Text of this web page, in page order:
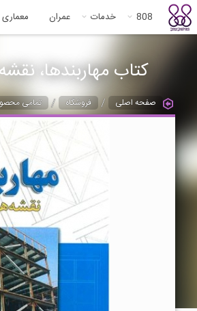
808 خدمات عمران معماری
کتاب مهاربندها،
صفحه اصلی / فروشگاه / تمامی